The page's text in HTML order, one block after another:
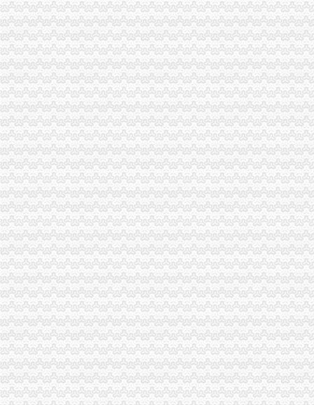
【昆明贸易公司注册_贸易公司注册条件_国际贸易公司注册】-昆明赶
重庆代办外贸公司
中国制造,重庆外贸进出口代理商贸销售纺织品生产厂家,重庆外贸进
重庆江北区外贸公司增资代办_第1页_重庆焦点_媒体_西祠胡同
外贸公司注册要求
南京浦口外贸公司注册需要多少钱-数字英才
国际贸易公司注册的条件_律咨询百科_找网
外贸公司注册
新街口注册外贸公司安全有保障-商务服务-中国金属新闻网
2016南注册外贸公司注册资本多少好-南财务/审计/注册-南招贴网
重庆注册进出口公司
重庆共创进出口有限公司|重庆共创进出口有限公司网站
重庆进出口有限公司|重庆进出口有限公司网站
重庆注册外贸公司
我公司在重庆,想申请改成有进出口贸易的外贸公司,需要哪些条件和
重庆唯东生物化工有限公司招聘外贸业务助理-应届毕业生_重庆-渝北区